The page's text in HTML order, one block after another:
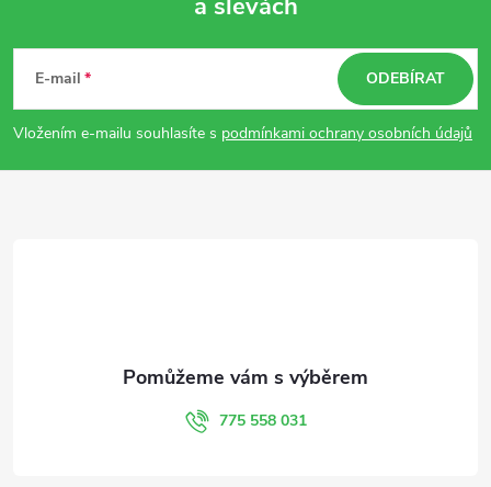
p
a slevách
E-mail
Vložením e-mailu souhlasíte s podmínkami ochrany osobních údajů
ODEBÍRAT
775 558 031